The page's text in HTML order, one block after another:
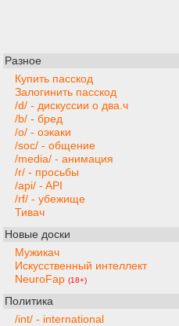
Разное
Купить пасскод
Залогинить пасскод
/d/ - дискуссии о два.ч
/b/ - бред
/o/ - оэкаки
/soc/ - общение
/media/ - анимация
/r/ - просьбы
/api/ - API
/rf/ - убежище
Тивач
Новые доски
Мужикач
Искусственный интеллект
NeuroFap (18+)
Политика
/int/ - international